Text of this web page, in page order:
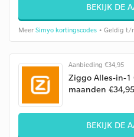
BEKIJK DE
Meer Simyo kortingscodes • Geldig t/
Aanbieding €34,95
Ziggo Alles-in-1
maanden €34,95
BEKIJK DE